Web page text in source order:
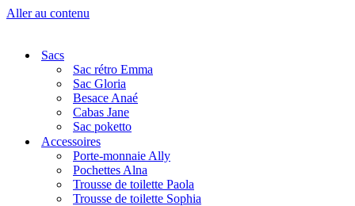
Aller au contenu
Sacs
Sac rétro Emma
Sac Gloria
Besace Anaé
Cabas Jane
Sac poketto
Accessoires
Porte-monnaie Ally
Pochettes Alna
Trousse de toilette Paola
Trousse de toilette Sophia